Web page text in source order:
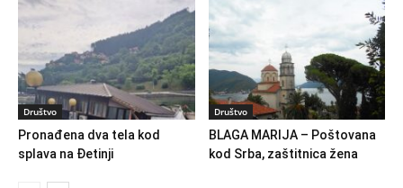
Društvo
Pronađena dva tela kod
splava na Đetinji
Društvo
BLAGA MARIJA – Poštovana
kod Srba, zaštitnica žena